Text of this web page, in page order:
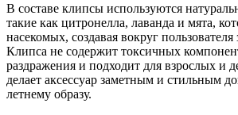
В составе клипсы используются
такие как цитронелла, лаванда и мята,
насекомых, создавая вокруг
Клипса не содержит токсичных
раздражения и подходит для взрослых и
делает аксессуар заметным и стильным
летнему образу.